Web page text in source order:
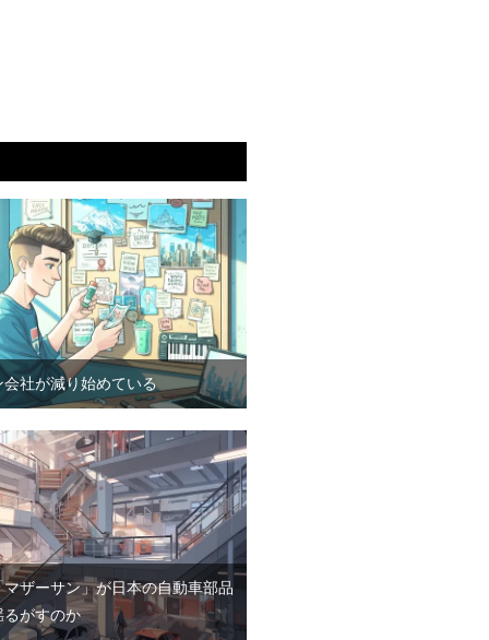
会社が減り始めている
マザーサン」が日本の自動車部品
るがすのか